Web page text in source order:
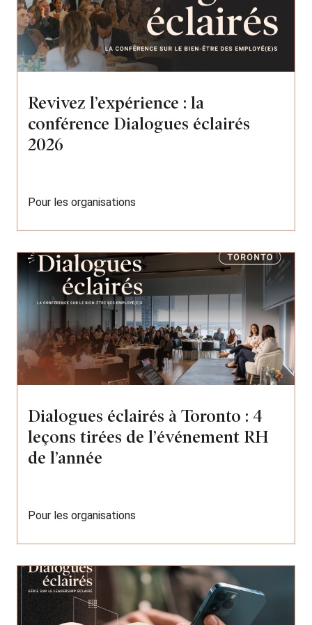
Revivez l’expérience : la
conférence Dialogues éclairés
2026
Pour les organisations
Dialogues éclairés à Toronto : 4
leçons tirées de l’événement RH
de l’année
Pour les organisations